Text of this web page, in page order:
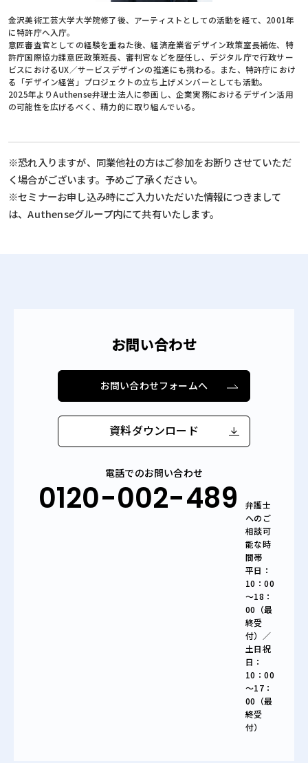
金沢美術工芸大学大学院修了後、アーティストとしての活動を経て、2001年
に特許庁へ入庁。
意匠審査官としての経験を重ねた後、経済産業省デザイン政策室長補佐、特
許庁国際協力課意匠政策班長、審判官などを歴任し、デジタル庁で行政サー
ビスにおけるUX／サービスデザインの推進にも携わる。また、特許庁におけ
る「デザイン経営」プロジェクトの立ち上げメンバーとしても活動。
2025年よりAuthense弁理士法人に参画し、企業実務におけるデザイン活用
の可能性を広げるべく、精力的に取り組んでいる。
※恐れ入りますが、同業他社の方はご参加をお断りさせていただ
く場合がございます。予めご了承ください。
※セミナーお申し込み時にご入力いただいた情報につきまして
は、Authenseグループ内にて共有いたします。
お問い合わせ
お問い合わせフォームへ
資料ダウンロード
電話でのお問い合わせ
0120-002-489
弁護士
へのご
相談可
能な時
間帯
平日：
10：00
～18：
00（最
終受
付）／
土日祝
日：
10：00
～17：
00（最
終受
付）